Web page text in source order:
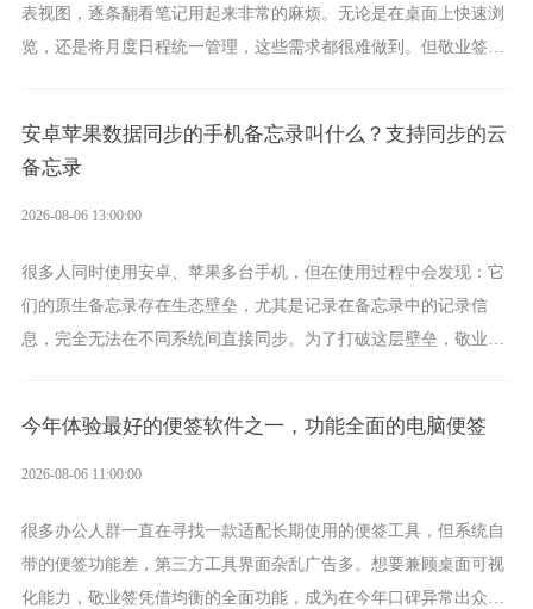
表视图，逐条翻看笔记用起来非常的麻烦。无论是在桌面上快速浏
览，还是将月度日程统一管理，这些需求都很难做到。但敬业签作
安卓苹果数据同步的手机备忘录叫什么？支持同步的云
备忘录
2026-08-06 13:00:00
很多人同时使用安卓、苹果多台手机，但在使用过程中会发现：它
们的原生备忘录存在生态壁垒，尤其是记录在备忘录中的记录信
息，完全无法在不同系统间直接同步。为了打破这层壁垒，敬业签
今年体验最好的便签软件之一，功能全面的电脑便签
2026-08-06 11:00:00
很多办公人群一直在寻找一款适配长期使用的便签工具，但系统自
带的便签功能差，第三方工具界面杂乱广告多。想要兼顾桌面可视
化能力，敬业签凭借均衡的全面功能，成为在今年口碑异常出众的